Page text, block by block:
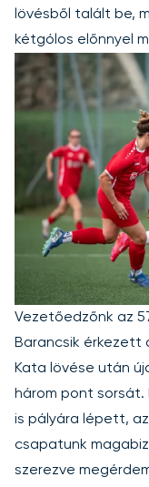
lövésből talált be,
kétgólos előnnyel
Vezetőedzőnk az
Barancsik érkezett
Kata lövése után
három pont sorsát.
is pályára lépett,
csapatunk
szerezve